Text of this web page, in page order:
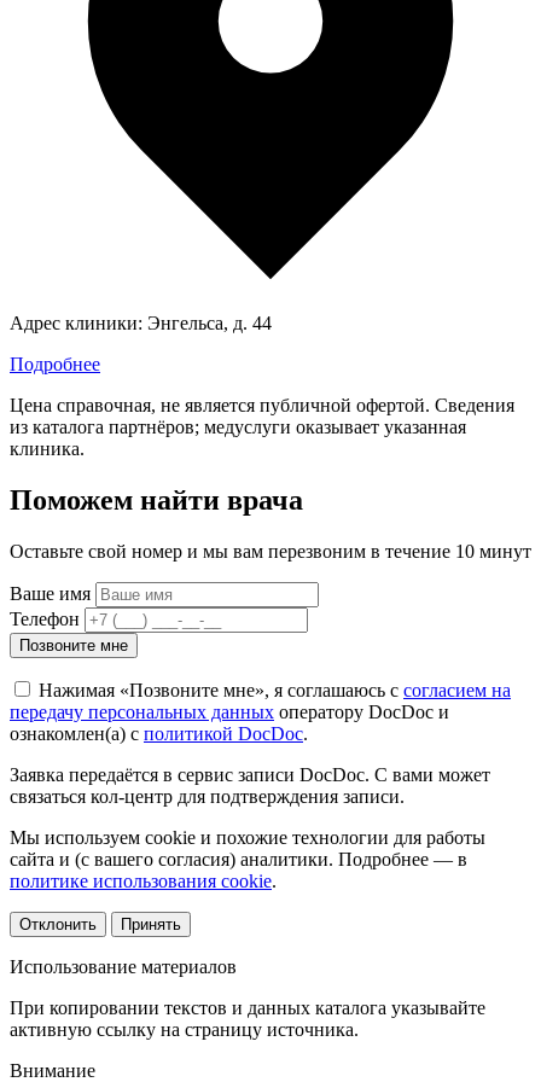
Адрес клиники: Энгельса, д. 44
Подробнее
Цена справочная, не является публичной офертой. Сведения
из каталога партнёров; медуслуги оказывает указанная
клиника.
Поможем найти врача
Оставьте свой номер и мы вам перезвоним в течение 10 минут
Ваше имя
Телефон
Позвоните мне
Нажимая «Позвоните мне», я соглашаюсь с согласием на
передачу персональных данных оператору DocDoc и
ознакомлен(а) с политикой DocDoc.
Заявка передаётся в сервис записи DocDoc. С вами может
связаться кол-центр для подтверждения записи.
Мы используем cookie и похожие технологии для работы
сайта и (с вашего согласия) аналитики. Подробнее — в
политике использования cookie.
Отклонить Принять
Использование материалов
При копировании текстов и данных каталога указывайте
активную ссылку на страницу источника.
Внимание